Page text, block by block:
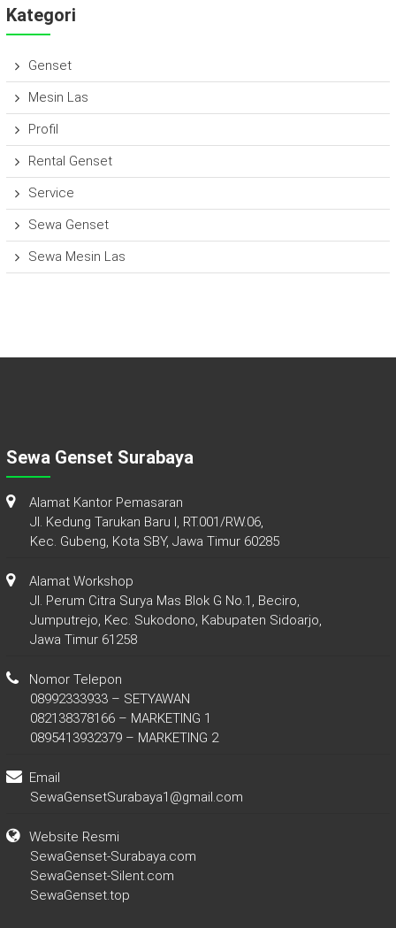
Kategori
Genset
Mesin Las
Profil
Rental Genset
Service
Sewa Genset
Sewa Mesin Las
Sewa Genset Surabaya
Alamat Kantor Pemasaran
Jl. Kedung Tarukan Baru I, RT.001/RW.06,
Kec. Gubeng, Kota SBY, Jawa Timur 60285
Alamat Workshop
Jl. Perum Citra Surya Mas Blok G No.1, Beciro,
Jumputrejo, Kec. Sukodono, Kabupaten Sidoarjo,
Jawa Timur 61258
Nomor Telepon
08992333933 – SETYAWAN
082138378166 – MARKETING 1
0895413932379 – MARKETING 2
Email
SewaGensetSurabaya1@gmail.com
Website Resmi
SewaGenset-Surabaya.com
SewaGenset-Silent.com
SewaGenset.top